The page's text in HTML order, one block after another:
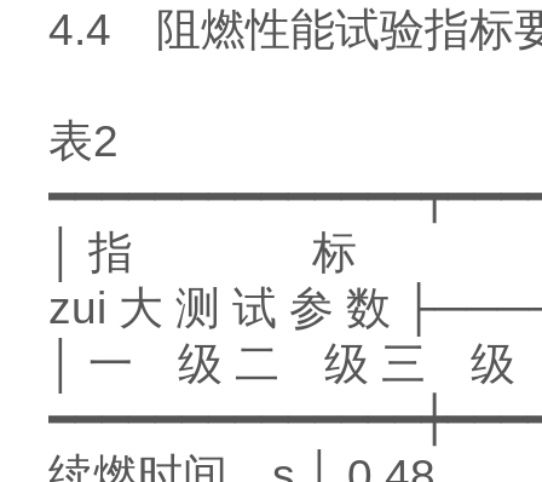
4.4 阻燃性能试验指标
表2
│ 指 标
zui 大 测 试 参 数
│ 一 级 二 级 三 级